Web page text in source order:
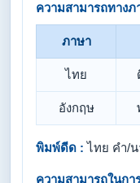
ความสามารถทางภ
ภาษา
ไทย
อังกฤษ
พิมพ์ดีด : ไทย คำ/
ความสามารถในกา